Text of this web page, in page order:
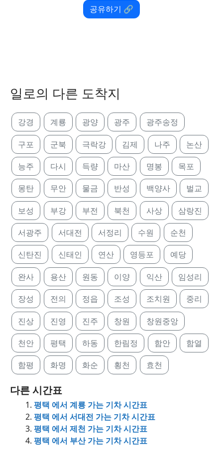
공유하기 🔗
일로의 다른 도착지
강경 계룡 광양 광주 광주송정
구포 군북 극락강 김제 나주 논산
능주 다시 득량 마산 명봉 목포
몽탄 무안 물금 반성 백양사 벌교
보성 부강 부전 북천 사상 삼랑진
서광주 서대전 서정리 수원 순천
신탄진 신태인 연산 영등포 예당
완사 용산 원동 이양 익산 임성리
장성 전의 정읍 조성 조치원 중리
진상 진영 진주 창원 창원중앙
천안 평택 하동 한림정 함안 함열
함평 화명 화순 횡천 효천
다른 시간표
평택 에서 계룡 가는 기차 시간표
평택 에서 서대전 가는 기차 시간표
평택 에서 제천 가는 기차 시간표
평택 에서 부산 가는 기차 시간표